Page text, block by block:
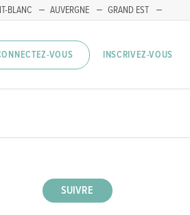
BLANC AUVERGNE
GRAND EST
VOUS INSCRIVEZ-VOUS
SUIVRE